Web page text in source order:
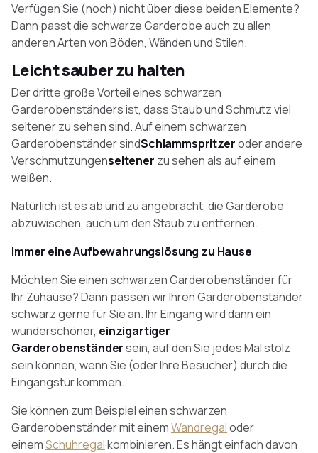
Verfügen Sie (noch) nicht über diese beiden Elemente?
Dann passt die schwarze Garderobe auch zu allen
anderen Arten von Böden, Wänden und Stilen.
Leicht sauber zu halten
Der dritte große Vorteil eines schwarzen
Garderobenständers ist, dass Staub und Schmutz viel
seltener zu sehen sind. Auf einem schwarzen
Garderobenständer sindSchlammspritzeroder andere
Verschmutzungenseltener zu sehen als auf einem
weißen.
Natürlich ist es ab und zu angebracht, die Garderobe
abzuwischen, auch um den Staub zu entfernen.
Immer eine Aufbewahrungslösung zu Hause
Möchten Sie einen schwarzen Garderobenständer für
Ihr Zuhause? Dann passen wir Ihren Garderobenständer
schwarz gerne für Sie an. Ihr Eingang wird dann ein
wunderschöner, einzigartiger
Garderobenständersein, auf den Sie jedes Mal stolz
sein können, wenn Sie (oder Ihre Besucher) durch die
Eingangstür kommen.
Sie können zum Beispiel einen schwarzen
Garderobenständer mit einemWandregaloder
einemSchuhregalkombinieren. Es hängt einfach davon